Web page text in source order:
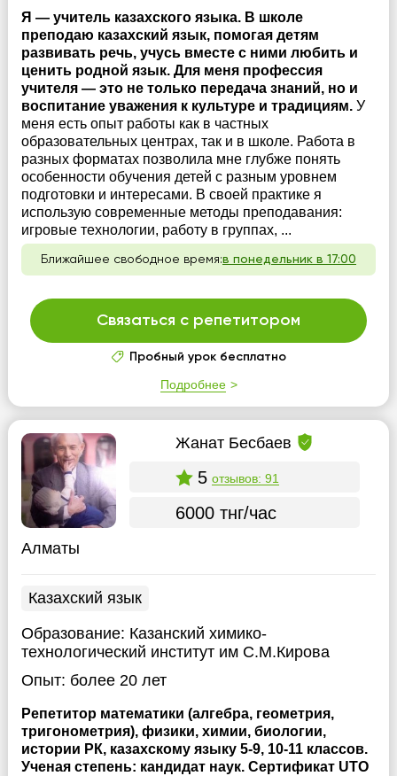
Я — учитель казахского языка. В школе
преподаю казахский язык, помогая детям
развивать речь, учусь вместе с ними любить и
ценить родной язык. Для меня профессия
учителя — это не только передача знаний, но и
воспитание уважения к культуре и традициям. У
меня есть опыт работы как в частных
образовательных центрах, так и в школе. Работа в
разных форматах позволила мне глубже понять
особенности обучения детей с разным уровнем
подготовки и интересами. В своей практике я
использую современные методы преподавания:
игровые технологии, работу в группах, ...
Ближайшее свободное время:в понедельник в 17:00
Связаться с репетитором
Пробный урок бесплатно
Подробнее
Жанат Бесбаев
5 отзывов: 91
6000 тнг/час
Алматы
Казахский язык
Образование: Казанский химико-
технологический институт им С.М.Кирова
Опыт: более 20 лет
Репетитор математики (алгебра, геометрия,
тригонометрия), физики, химии, биологии,
истории РК, казахскому языку 5-9, 10-11 классов.
Ученая степень: кандидат наук. Сертификат UTO